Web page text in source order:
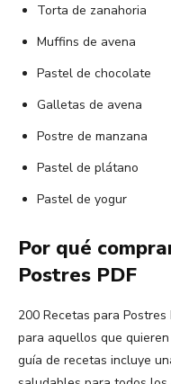
Torta de zanahoria
Muffins de avena
Pastel de chocolate
Galletas de avena
Postre de manzana
Pastel de plátano
Pastel de yogur
Por qué
Postres PDF
200 Recetas para
para aquellos que
guía de recetas incluye